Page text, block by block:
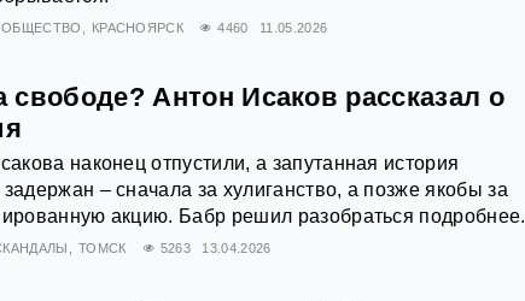
ОБЩЕСТВО КРАСНОЯРСК 4460 11.05.2026
свободе? Антон Исаков рассказал о
наконец отпустили, а запутанная история
– сначала за хулиганство, а позже якобы за
акцию. Бабр решил разобраться подробнее.
ТОМСК 5263 13.04.2026